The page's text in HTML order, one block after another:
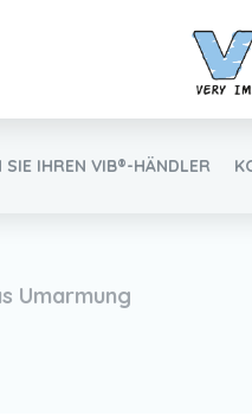
Inlog Einzelhandel
SIE IHREN VIB®-HÄNDLER
Umarmung